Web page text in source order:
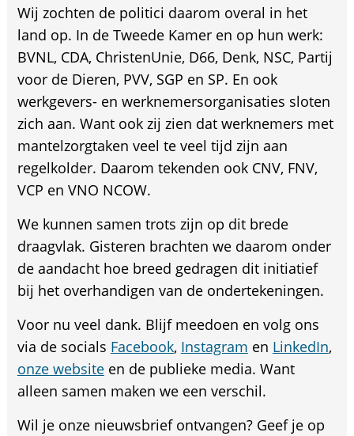
Wij zochten de politici daarom overal in het
land op. In de Tweede Kamer en op hun werk:
BVNL, CDA, ChristenUnie, D66, Denk, NSC, Partij
voor de Dieren, PVV, SGP en SP. En ook
werkgevers- en werknemersorganisaties sloten
zich aan. Want ook zij zien dat werknemers met
mantelzorgtaken veel te veel tijd zijn aan
regelkolder. Daarom tekenden ook CNV, FNV,
VCP en VNO NCOW.
We kunnen samen trots zijn op dit brede
draagvlak. Gisteren brachten we daarom onder
de aandacht hoe breed gedragen dit initiatief
bij het overhandigen van de ondertekeningen.
Voor nu veel dank. Blijf meedoen en volg ons
via de socials Facebook, Instagram en LinkedIn,
onze websiteen de publieke media. Want
alleen samen maken we een verschil.
Wil je onze nieuwsbrief ontvangen? Geef je op